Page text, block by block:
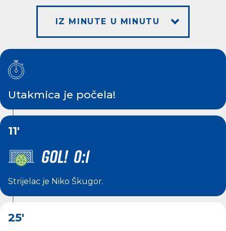
IZ MINUTE U MINUTU
Utakmica je počela!
11'
GOL! 0:1
Strijelac je Niko Škugor.
25'